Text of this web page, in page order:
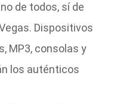
de todos, sí de
Dispositivos
MP3, consolas y
los auténticos